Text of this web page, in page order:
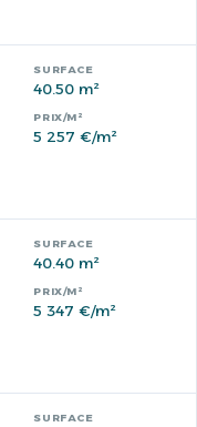
40.50 m²
5 257 €/m²
40.40 m²
5 347 €/m²